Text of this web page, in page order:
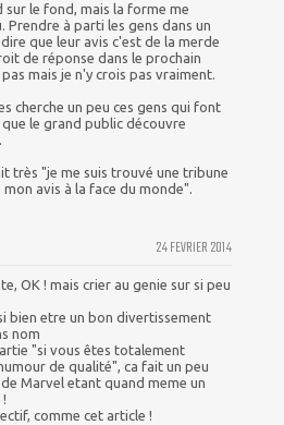
sur le fond, mais la forme me
Prendre à parti les gens dans un
que leur avis c'est de la merde
de réponse dans le prochain
mais je n'y crois pas vraiment.
cherche un peu ces gens qui font
que le grand public découvre
très "je me suis trouvé une tribune
mon avis à la face du monde".
24 FEVRIER 2014
OK ! mais crier au genie sur si peu
bien etre un bon divertissement
nom
"si vous êtes totalement
de qualité", ca fait un peu
Marvel etant quand meme un
comme cet article !